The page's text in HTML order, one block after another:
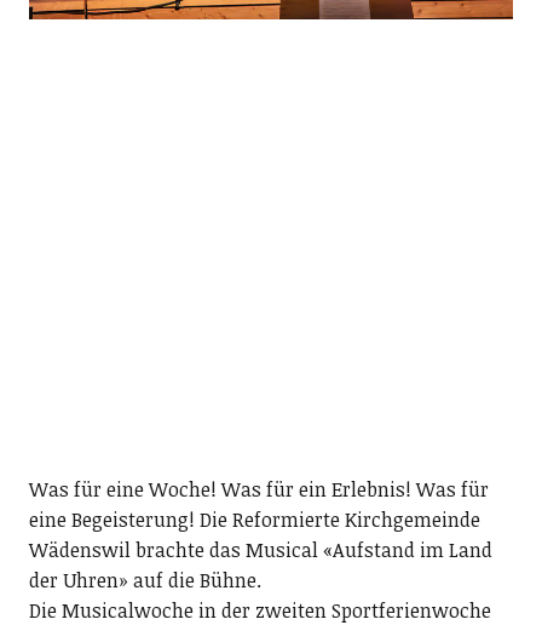
Was für eine Woche! Was für ein Erlebnis! Was für
eine Begeisterung! Die Reformierte Kirchgemeinde
Wädenswil brachte das Musical «Aufstand im Land
der Uhren» auf die Bühne.
Die Musicalwoche in der zweiten Sportferienwoche